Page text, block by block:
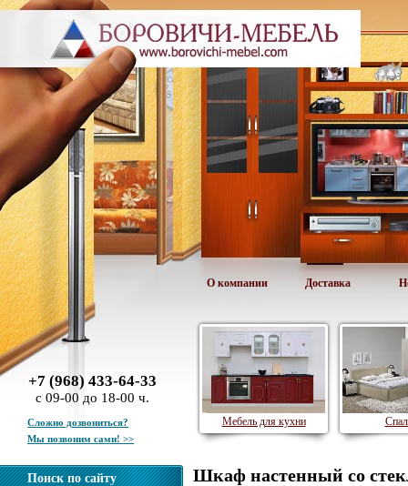
О компании Доставка
+7 (968) 433-64-33
с 09-00 до 18-00 ч.
Сложно дозвониться?
Мы позвоним сами! >>
Поиск по сайту
Мебель для кухни
Шкаф настенный со